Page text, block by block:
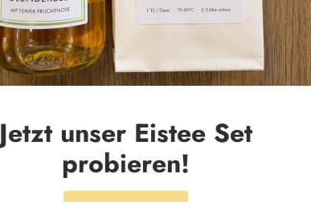
Jetzt unser Eistee Set
probieren!
Kundenbewertungen
4.00 von 5